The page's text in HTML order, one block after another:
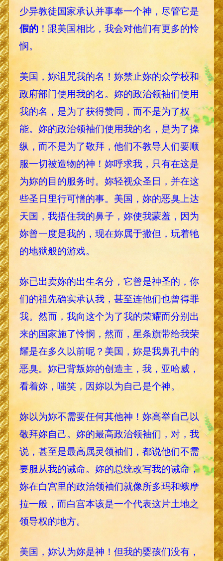
少异教徒国家承认并事奉一个神，尽管它是
假的！跟美国相比，我会对他们有更多的怜
悯。
美国，妳诅咒我的名！妳禁止妳的众学校和
政府部门使用我的名。妳的政治领袖们使用
我的名，是为了获得赞同，而不是为了权
能。妳的政治领袖们使用我的名，是为了操
纵，而不是为了敬拜，他们不教导人们要顺
服一切被造物的神！妳呼求我，只有在这是
为妳的目的服务时。妳轻视众圣日，并在这
些圣日里行可憎的事。美国，妳的恶臭上达
天国，我捂住我的鼻子，妳使我蒙羞，因为
妳曾一度是我的，现在妳属于撒但，玩着牠
的地狱般的游戏。
妳已出卖妳的出生名分，它曾是神圣的，你
们的祖先确实承认我，甚至连他们也曾得罪
我。然而，我向这个为了我的荣耀而分别出
来的国家施了怜悯，然而，星条旗带给我荣
耀是在多久以前呢？美国，妳是我鼻孔中的
恶臭。妳已背叛妳的创造主，我，亚哈威，
看着妳，嗤笑，因妳以为自己是个神。
妳以为妳不需要任何其他神！妳高举自己以
敬拜妳自己。妳的最高政治领袖们，对，我
说，甚至是最高属灵领袖们，都说他们不需
要服从我的诫命。妳的总统改写我的诫命，
妳在白宫里的政治领袖们就像所多玛和蛾摩
拉一般，而白宫本该是一个代表这片土地之
领导权的地方。
美国，妳认为妳是神！但我的婴孩们没有，